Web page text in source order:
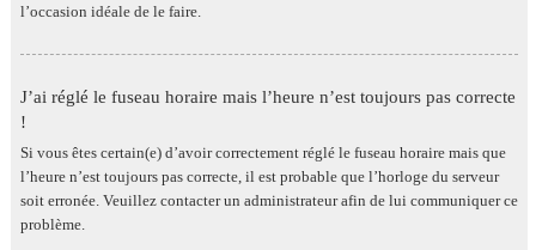
l’occasion idéale de le faire.
J’ai réglé le fuseau horaire mais l’heure n’est toujours pas correcte
!
Si vous êtes certain(e) d’avoir correctement réglé le fuseau horaire mais que
l’heure n’est toujours pas correcte, il est probable que l’horloge du serveur
soit erronée. Veuillez contacter un administrateur afin de lui communiquer ce
problème.